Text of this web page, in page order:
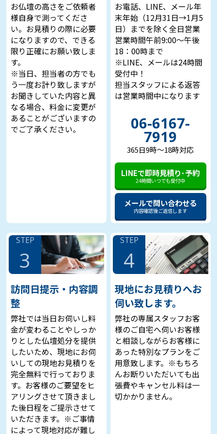
お仏壇の高さをご依頼者
様自身で測ってくださ
い。お見積りの際に必要
になりますので、できる
限り正確にお願い致しま
す。
※当日、担当者の方でも
う一度お計り致しますが
お聞きしていた内容と異
なる場合、料金に変更が
あることがございますの
でご了承ください。
お電話、LINE、メール年
末年始（12月31日→1月5
日）までを除く全日営業
営業時間午前9:00～午後
18：00時まで
※LINE、メールは24時間
受付中！
担当スタッフによる返答
は営業時間中になります
06-6167-
7919
365日9時～18時対応
LINEで即時見積り･予約
24時間いつでも受付中
メールで問い合わせる
内容確認後ご返信します
STEP
3
訪問日提示・内容調
整
弊社では当日お伺いし料
金が変わることやしっか
りとした仏壇処分を提供
したいため、現地にお伺
いしての現地お見積りを
完全無料で行っておりま
す。お客様のご要望をヒ
アリングさせて頂きまし
た後日程をご提示させて
いただきます。※ご事情
によって現地対応が難し
STEP
4
現地にお見積りへお
伺い致します。
弊社の専属スタッフお客
様のご自宅へ伺いお客様
と相談しながらお客様に
あった特別なプランをご
用意致します。※もちろ
んお断りいただいても出
張費やキャンセル料は一
切かかりません。